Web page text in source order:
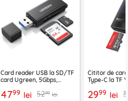
Card reader USB la SD/TF
card Ugreen, 5Gbps,
4799 lei 5299 lei
Cititor de
Type-C la TF
2999 lei